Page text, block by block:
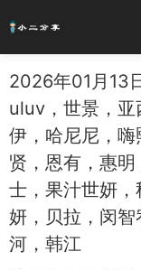
2026年01月13
uluv，世景，亚
伊，哈尼尼，
贤，恩有，惠
士，果汁世妍
妍，贝拉，闵
河，韩江